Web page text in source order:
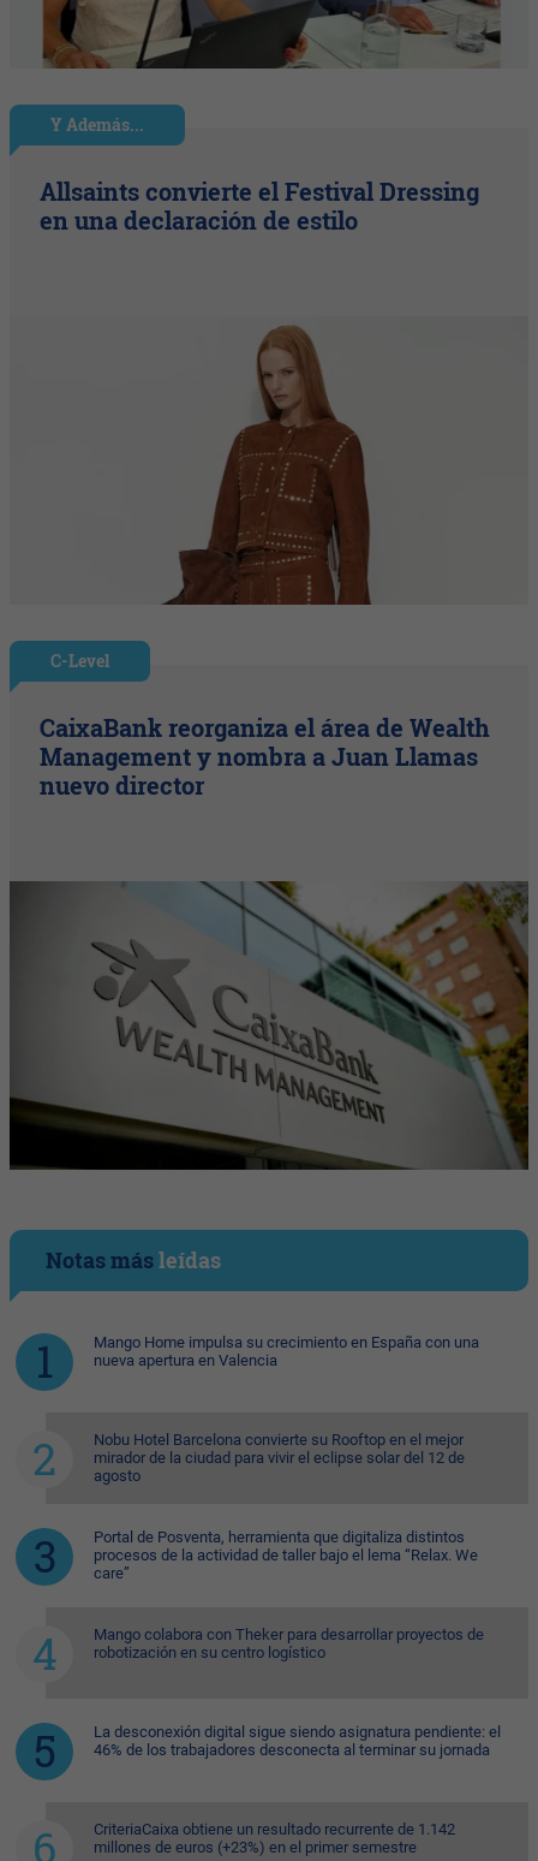
Y Además...
Allsaints convierte el Festival Dressing
en una declaración de estilo
C-Level
CaixaBank reorganiza el área de Wealth
Management y nombra a Juan Llamas
nuevo director
Notas másleídas
Mango Home impulsa su crecimiento en España con una
nueva apertura en Valencia
Nobu Hotel Barcelona convierte su Rooftop en el mejor
mirador de la ciudad para vivir el eclipse solar del 12 de
agosto
Portal de Posventa, herramienta que digitaliza distintos
procesos de la actividad de taller bajo el lema “Relax. We
care”
Mango colabora con Theker para desarrollar proyectos de
robotización en su centro logístico
La desconexión digital sigue siendo asignatura pendiente: el
46% de los trabajadores desconecta al terminar su jornada
CriteriaCaixa obtiene un resultado recurrente de 1.142
millones de euros (+23%) en el primer semestre